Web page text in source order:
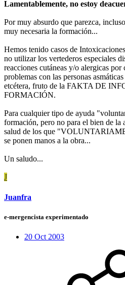
Lamentablemente, no estoy
Por muy absurdo que parezca,
muy necesaria la formación...
Hemos tenido casos de
no utilizar los vertederos especiales
reacciones cutáneas y/o alergicas
problemas con las personas
etcétera, fruto de la FAKTA DE
FORMACIÓN.
Para cualquier tipo de ayuda
formación, pero no para el bien de la
salud de los que
se ponen manos a la obra...
Un saludo...
J
Juanfra
e-mergencista experimentado
20 Oct 2003